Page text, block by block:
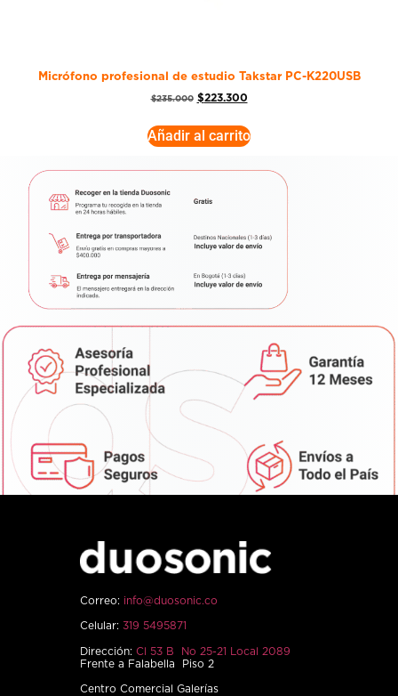
Micrófono profesional de estudio Takstar PC-K220USB
$235.000 $223.300
Añadir al carrito
Correo: info@duosonic.co
Celular: 319 5495871
Dirección: Cl 53 B No 25-21 Local 2089
Frente a Falabella Piso 2
Centro Comercial Galerías